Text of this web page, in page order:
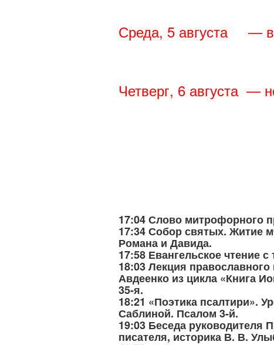
Среда, 5 августа
—
— вечер
Четверг, 6 августа—
— утро с
— утро с
— день с
17:04 Слово митрофорного
17:34 Собор святых. Житие
Романа и Давида.
17:58 Евангельское чтение
18:03 Лекция
Авдеенко из цикла «Книга
35-я.
18:21 «Поэтика псалтири».
Саблиной. Псалом 3-й.
19:03 Беседа руководителя
писателя, историка В. В.